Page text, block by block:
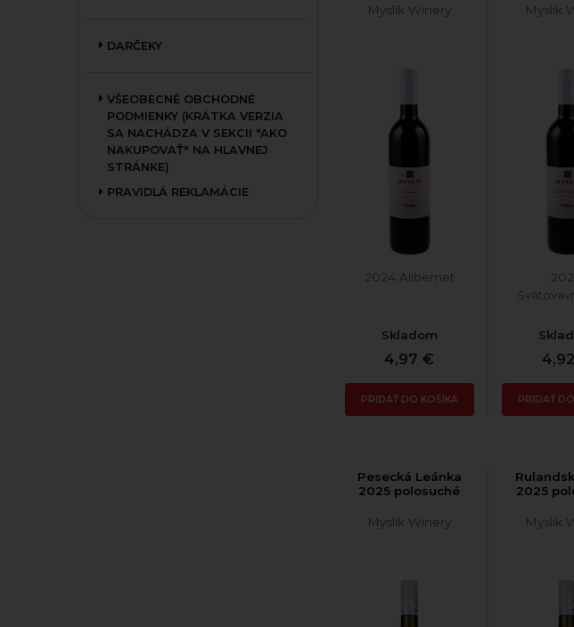
DARČEKY
VŠEOBECNÉ OBCHODNÉ
PODMIENKY (KRÁTKA VERZIA
SA NACHÁDZA V SEKCII "AKO
NAKUPOVAŤ" NA HLAVNEJ
STRÁNKE)
PRAVIDLÁ REKLAMÁCIE
Myslík Winery
2024 Alibernet
Skladom
4,97 €
PRIDAŤ DO KOŠÍKA
Myslík
PRIDAŤ
Pesecká Leánka
2025 polosuché
Myslík Winery
2025
Myslík